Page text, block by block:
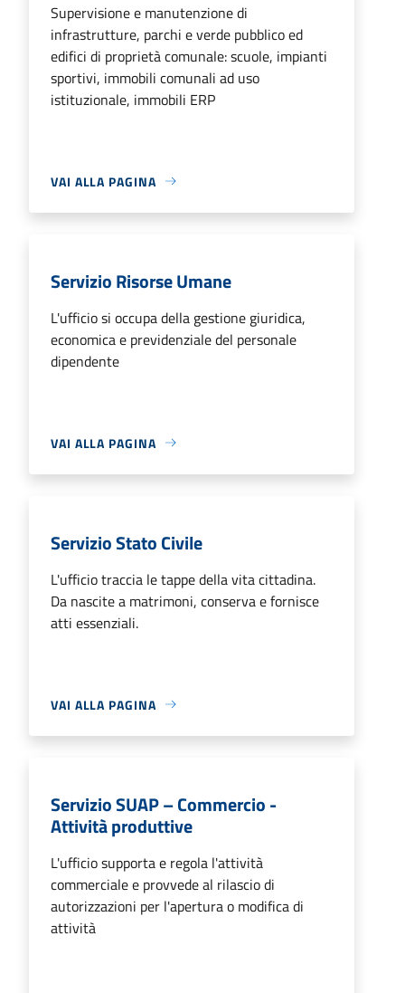
Supervisione e manutenzione di
infrastrutture, parchi e verde pubblico ed
edifici di proprietà comunale: scuole, impianti
sportivi, immobili comunali ad uso
istituzionale, immobili ERP
VAI ALLA PAGINA
Servizio Risorse Umane
L'ufficio si occupa della gestione giuridica,
economica e previdenziale del personale
dipendente
VAI ALLA PAGINA
Servizio Stato Civile
L'ufficio traccia le tappe della vita cittadina.
Da nascite a matrimoni, conserva e fornisce
atti essenziali.
VAI ALLA PAGINA
Servizio SUAP – Commercio -
Attività produttive
L'ufficio supporta e regola l'attività
commerciale e provvede al rilascio di
autorizzazioni per l'apertura o modifica di
attività